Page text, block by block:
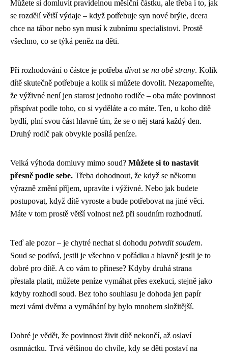
Můžete si domluvit pravidelnou měsíční částku, ale třeba i to, jak
se rozdělí větší výdaje – když potřebuje syn nové brýle, dcera
chce na tábor nebo syn musí k zubnímu specialistovi. Prostě
všechno, co se týká peněz na děti.
Při rozhodování o částce je potřeba dívat se na obě strany. Kolik
dítě skutečně potřebuje a kolik si můžete dovolit. Nezapomeňte,
že výživné není jen starost jednoho rodiče – oba máte povinnost
přispívat podle toho, co si vyděláte a co máte. Ten, u koho dítě
bydlí, plní svou část hlavně tím, že se o něj stará každý den.
Druhý rodič pak obvykle posílá peníze.
Velká výhoda domluvy mimo soud? Můžete si to nastavit
přesně podle sebe. Třeba dohodnout, že když se někomu
výrazně změní příjem, upravíte i výživné. Nebo jak budete
postupovat, když dítě vyroste a bude potřebovat na jiné věci.
Máte v tom prostě větší volnost než při soudním rozhodnutí.
Teď ale pozor – je chytré nechat si dohodu potvrdit soudem.
Soud se podívá, jestli je všechno v pořádku a hlavně jestli je to
dobré pro dítě. A co vám to přinese? Kdyby druhá strana
přestala platit, můžete peníze vymáhat přes exekuci, stejně jako
kdyby rozhodl soud. Bez toho souhlasu je dohoda jen papír
mezi vámi dvěma a vymáhání by bylo mnohem složitější.
Dobré je vědět, že povinnost živit dítě nekončí, až oslaví
osmnáctku. Trvá většinou do chvíle, kdy se děti postaví na